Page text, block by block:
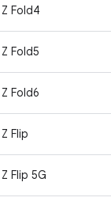
Fold4
Fold5
Fold6
Flip
Flip 5G